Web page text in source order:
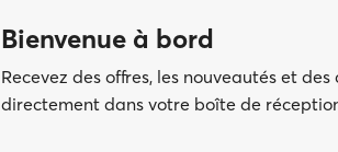
Bienvenue à bord
Recevez des offres, les nouveautés et
directement dans votre boîte de